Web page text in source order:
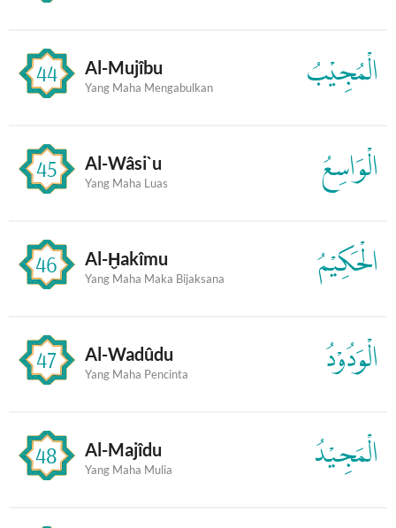
44 Al-Mujîbu
Yang Maha Mengabulkan الْمُجِيْبُ
45 Al-Wâsi`u
Yang Maha Luas الْوَاسِعُ
46 Al-Ḫakîmu
Yang Maha Maka Bijaksana الْحَكِيْمُ
47 Al-Wadûdu
Yang Maha Pencinta الْوَدُوْدُ
48 Al-Majîdu
Yang Maha Mulia الْمَجِيْدُ